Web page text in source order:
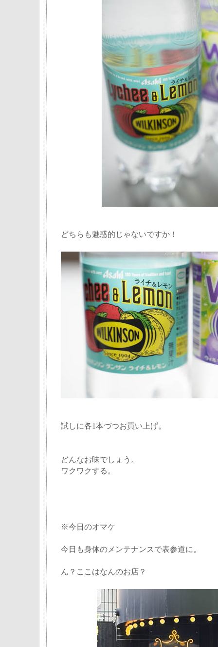
どちらも魅惑的じゃないですか！
試しに各1本づつお買い上げ。
どんなお味でしょう。
ワクワクする。
※今日のオマケ
今日も身体のメンテナンスで表参道に。
ん？ここはなんのお店？